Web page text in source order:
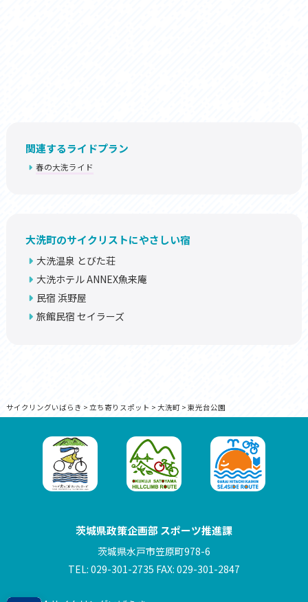
関連するライドプラン
春の大洗ライド
大洗町のサイクリストにやさしい宿
大洗温泉 とびた荘
大洗ホテル ANNEX魚来庵
民宿 浜野屋
旅館民宿 セイラーズ
サイクリングいばらき > 立ち寄りスポット > 大洗町> 東光台公園
茨城県政策企画部 スポーツ推進課
茨城県水戸市笠原町978-6
TEL: 029-301-2735 FAX: 029-301-2847